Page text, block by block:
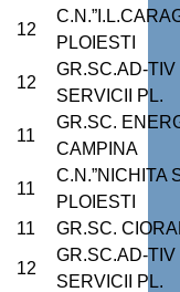
12
PLOIESTI
12
GR.SC.AD-TIV
SERVICII PL.
11
GR.SC.
CAMPINA
11
C.N.”NICHITA
PLOIESTI
11 GR.SC.
12
GR.SC.AD-TIV
SERVICII PL.